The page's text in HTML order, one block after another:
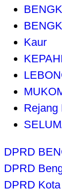
Kaur
Rejang
DPRD
DPRD
DPRD